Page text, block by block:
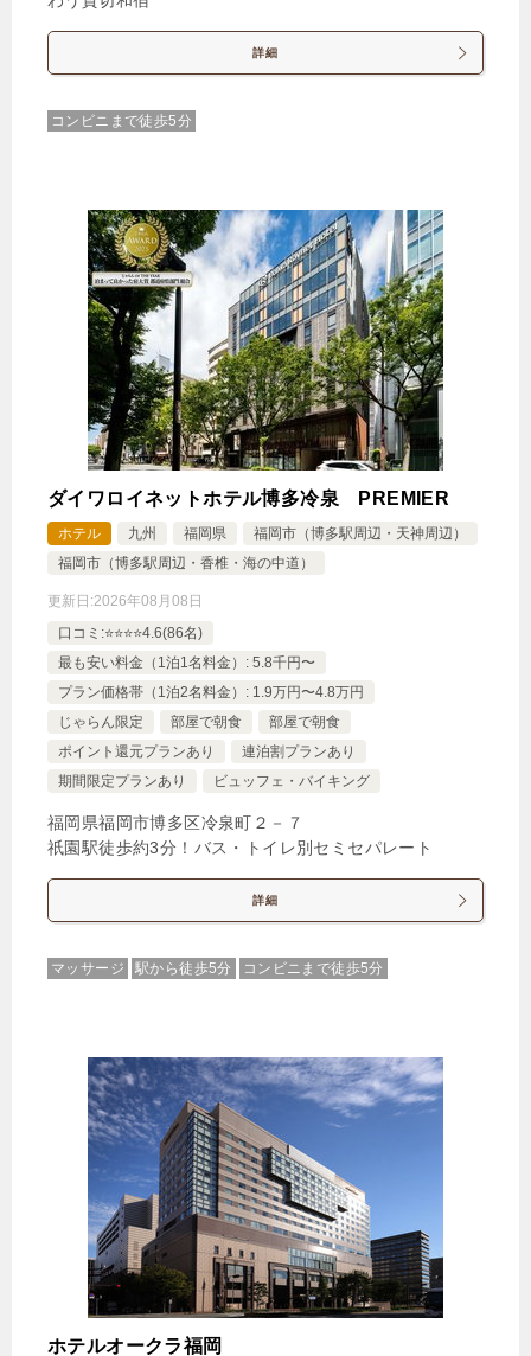
詳細
コンビニまで徒歩5分
ダイワロイネットホテル博多冷泉 PREMIER
ホテル 九州 福岡県
福岡市（博多駅周辺・天神周辺）
福岡市（博多駅周辺・香椎・海の中道）
更新日:2026年08月08日
口コミ:⭐️⭐️⭐️⭐️4.6(86名)
最も安い料金（1泊1名料金）: 5.8千円〜
プラン価格帯（1泊2名料金）: 1.9万円〜4.8万円
じゃらん限定
部屋で朝食
部屋で朝食
ポイント還元プランあり
連泊割プランあり
期間限定プランあり
ビュッフェ・バイキング
福岡県福岡市博多区冷泉町２－７
祇園駅徒歩約3分！バス・トイレ別セミセパレート
詳細
マッサージ 駅から徒歩5分 コンビニまで徒歩5分
ホテルオークラ福岡